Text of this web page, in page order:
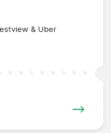
& Uber